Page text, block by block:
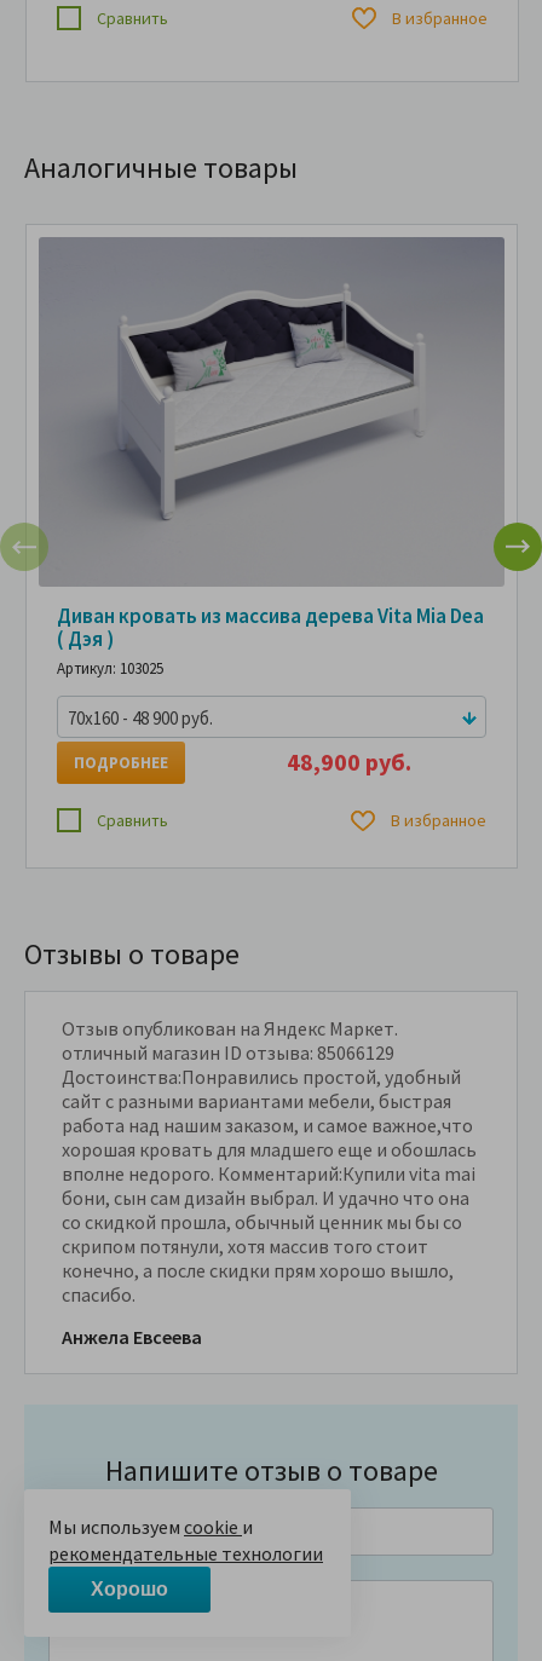
Сравнить В избранное
Аналогичные товары
Диван кровать из массива дерева Vita Mia Dea
( Дэя )
Артикул: 103025
70x160 - 48 900 руб.
48,900 руб.
ПОДРОБНЕЕ
Сравнить В избранное
Отзывы о товаре
Отзыв опубликован на Яндекс Маркет.
отличный магазин ID отзыва: 85066129
Достоинства:Понравились простой, удобный
сайт с разными вариантами мебели, быстрая
работа над нашим заказом, и самое важное,что
хорошая кровать для младшего еще и обошлась
вполне недорого. Комментарий:Купили vita mai
бони, сын сам дизайн выбрал. И удачно что она
со скидкой прошла, обычный ценник мы бы со
скрипом потянули, хотя массив того стоит
конечно, а после скидки прям хорошо вышло,
спасибо.
Анжела Евсеева
Напишите отзыв о товаре
Мы используем cookie и
рекомендательные технологии
Хорошо